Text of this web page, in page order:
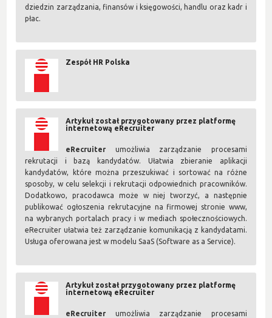
dziedzin zarządzania, finansów i księgowości, handlu oraz kadr i
płac.
Zespół HR Polska
Artykuł został przygotowany przez platformę
internetową eRecruiter
eRecruiter umożliwia zarządzanie procesami
rekrutacji i bazą kandydatów. Ułatwia zbieranie aplikacji
kandydatów, które można przeszukiwać i sortować na różne
sposoby, w celu selekcji i rekrutacji odpowiednich pracowników.
Dodatkowo, pracodawca może w niej tworzyć, a następnie
publikować ogłoszenia rekrutacyjne na firmowej stronie www,
na wybranych portalach pracy i w mediach społecznościowych.
eRecruiter ułatwia też zarządzanie komunikacją z kandydatami.
Usługa oferowana jest w modelu SaaS (Software as a Service).
Artykuł został przygotowany przez platformę
internetową eRecruiter
eRecruiter umożliwia zarządzanie procesami